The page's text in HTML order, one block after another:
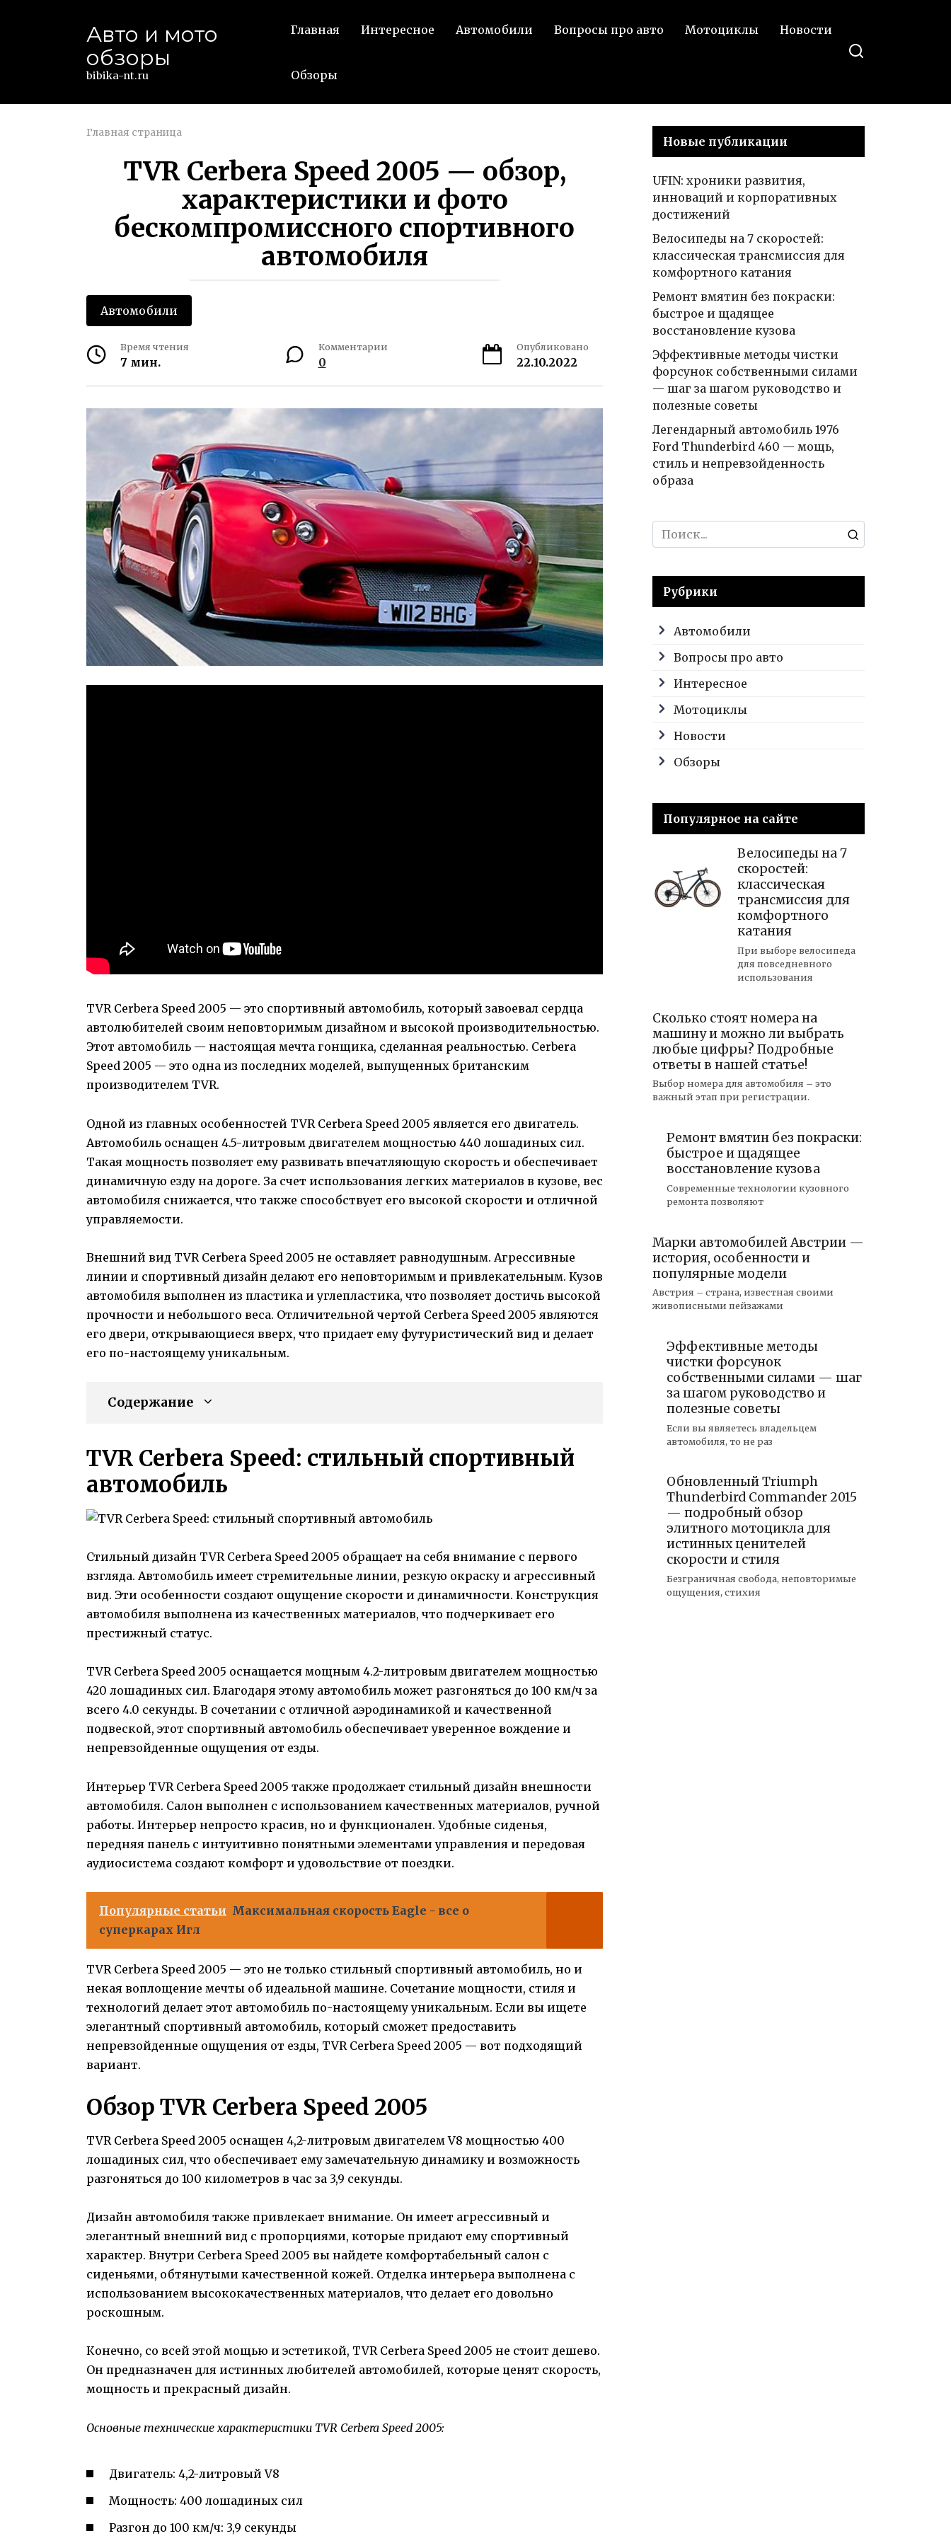
Авто и мото
обзоры
bibika-nt.ru
Главная Интересное Автомобили Вопросы про авто Мотоциклы Новости
Обзоры
Главная страница
TVR Cerbera Speed 2005 — обзор,
характеристики и фото
бескомпромиссного спортивного
автомобиля
Автомобили
Время чтения
7 мин.
Комментарии
0
Опубликовано
22.10.2022
TVR Cerbera Speed 2005 — это спортивный автомобиль, который завоевал сердца
автолюбителей своим неповторимым дизайном и высокой производительностью.
Этот автомобиль — настоящая мечта гонщика, сделанная реальностью. Cerbera
Speed 2005 — это одна из последних моделей, выпущенных британским
производителем TVR.
Одной из главных особенностей TVR Cerbera Speed 2005 является его двигатель.
Автомобиль оснащен 4.5-литровым двигателем мощностью 440 лошадиных сил.
Такая мощность позволяет ему развивать впечатляющую скорость и обеспечивает
динамичную езду на дороге. За счет использования легких материалов в кузове, вес
автомобиля снижается, что также способствует его высокой скорости и отличной
управляемости.
Внешний вид TVR Cerbera Speed 2005 не оставляет равнодушным. Агрессивные
линии и спортивный дизайн делают его неповторимым и привлекательным. Кузов
автомобиля выполнен из пластика и углепластика, что позволяет достичь высокой
прочности и небольшого веса. Отличительной чертой Cerbera Speed 2005 являются
его двери, открывающиеся вверх, что придает ему футуристический вид и делает
его по-настоящему уникальным.
Содержание
TVR Cerbera Speed: стильный спортивный
автомобиль
Стильный дизайн TVR Cerbera Speed 2005 обращает на себя внимание с первого
взгляда. Автомобиль имеет стремительные линии, резкую окраску и агрессивный
вид. Эти особенности создают ощущение скорости и динамичности. Конструкция
автомобиля выполнена из качественных материалов, что подчеркивает его
престижный статус.
TVR Cerbera Speed 2005 оснащается мощным 4.2-литровым двигателем мощностью
420 лошадиных сил. Благодаря этому автомобиль может разгоняться до 100 км/ч за
всего 4.0 секунды. В сочетании с отличной аэродинамикой и качественной
подвеской, этот спортивный автомобиль обеспечивает уверенное вождение и
непревзойденные ощущения от езды.
Интерьер TVR Cerbera Speed 2005 также продолжает стильный дизайн внешности
автомобиля. Салон выполнен с использованием качественных материалов, ручной
работы. Интерьер непросто красив, но и функционален. Удобные сиденья,
передняя панель с интуитивно понятными элементами управления и передовая
аудиосистема создают комфорт и удовольствие от поездки.
Популярные статьи Максимальная скорость Eagle - все о
суперкарах Игл
TVR Cerbera Speed 2005 — это не только стильный спортивный автомобиль, но и
некая воплощение мечты об идеальной машине. Сочетание мощности, стиля и
технологий делает этот автомобиль по-настоящему уникальным. Если вы ищете
элегантный спортивный автомобиль, который сможет предоставить
непревзойденные ощущения от езды, TVR Cerbera Speed 2005 — вот подходящий
вариант.
Обзор TVR Cerbera Speed 2005
TVR Cerbera Speed 2005 оснащен 4,2-литровым двигателем V8 мощностью 400
лошадиных сил, что обеспечивает ему замечательную динамику и возможность
разгоняться до 100 километров в час за 3,9 секунды.
Дизайн автомобиля также привлекает внимание. Он имеет агрессивный и
элегантный внешний вид с пропорциями, которые придают ему спортивный
характер. Внутри Cerbera Speed 2005 вы найдете комфортабельный салон с
сиденьями, обтянутыми качественной кожей. Отделка интерьера выполнена с
использованием высококачественных материалов, что делает его довольно
роскошным.
Конечно, со всей этой мощью и эстетикой, TVR Cerbera Speed 2005 не стоит дешево.
Он предназначен для истинных любителей автомобилей, которые ценят скорость,
мощность и прекрасный дизайн.
Основные технические характеристики TVR Cerbera Speed 2005:
Двигатель: 4,2-литровый V8
Мощность: 400 лошадиных сил
Разгон до 100 км/ч: 3,9 секунды
Новые публикации
UFIN: хроники развития,
инноваций и корпоративных
достижений
Велосипеды на 7 скоростей:
классическая трансмиссия для
комфортного катания
Ремонт вмятин без покраски:
быстрое и щадящее
восстановление кузова
Эффективные методы чистки
форсунок собственными силами
— шаг за шагом руководство и
полезные советы
Легендарный автомобиль 1976
Ford Thunderbird 460 — мощь,
стиль и непревзойденность
образа
Search
for:
Рубрики
Автомобили
Вопросы про авто
Интересное
Мотоциклы
Новости
Обзоры
Популярное на сайте
Велосипеды на 7
скоростей:
классическая
трансмиссия для
комфортного
катания
При выборе велосипеда
для повседневного
использования
Сколько стоят номера на
машину и можно ли выбрать
любые цифры? Подробные
ответы в нашей статье!
Выбор номера для автомобиля – это
важный этап при регистрации.
Ремонт вмятин без покраски:
быстрое и щадящее
восстановление кузова
Современные технологии кузовного
ремонта позволяют
Марки автомобилей Австрии —
история, особенности и
популярные модели
Австрия – страна, известная своими
живописными пейзажами
Эффективные методы
чистки форсунок
собственными силами — шаг
за шагом руководство и
полезные советы
Если вы являетесь владельцем
автомобиля, то не раз
Обновленный Triumph
Thunderbird Commander 2015
— подробный обзор
элитного мотоцикла для
истинных ценителей
скорости и стиля
Безграничная свобода, неповторимые
ощущения, стихия